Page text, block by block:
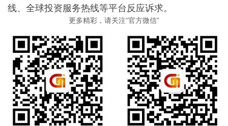
线、全球投资服务热线等平台反应诉求。
更多精彩，请关注“官方微信”